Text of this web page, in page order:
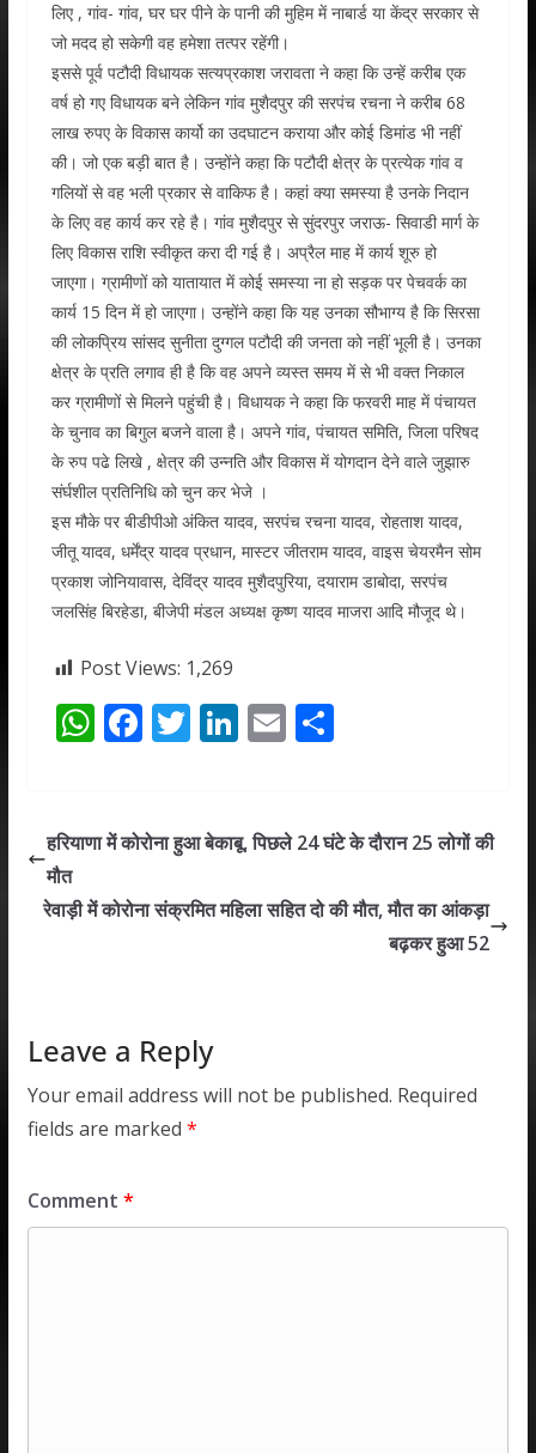
लिए , गांव- गांव, घर घर पीने के पानी की मुहिम में नाबार्ड या केंद्र सरकार से
जो मदद हो सकेगी वह हमेशा तत्पर रहेंगी।
इससे पूर्व पटौदी विधायक सत्यप्रकाश जरावता ने कहा कि उन्हें करीब एक
वर्ष हो गए विधायक बने लेकिन गांव मुशैदपुर की सरपंच रचना ने करीब 68
लाख रुपए के विकास कार्यो का उदघाटन कराया और कोई डिमांड भी नहीं
की। जो एक बड़ी बात है। उन्होंने कहा कि पटौदी क्षेत्र के प्रत्येक गांव व
गलियों से वह भली प्रकार से वाकिफ है। कहां क्या समस्या है उनके निदान
के लिए वह कार्य कर रहे है। गांव मुशैदपुर से सुंदरपुर जराऊ- सिवाडी मार्ग के
लिए विकास राशि स्वीकृत करा दी गई है। अप्रैल माह में कार्य शूरु हो
जाएगा। ग्रामीणों को यातायात में कोई समस्या ना हो सड़क पर पेचवर्क का
कार्य 15 दिन में हो जाएगा। उन्होंने कहा कि यह उनका सौभाग्य है कि सिरसा
की लोकप्रिय सांसद सुनीता दुग्गल पटौदी की जनता को नहीं भूली है। उनका
क्षेत्र के प्रति लगाव ही है कि वह अपने व्यस्त समय में से भी वक्त निकाल
कर ग्रामीणों से मिलने पहुंची है। विधायक ने कहा कि फरवरी माह में पंचायत
के चुनाव का बिगुल बजने वाला है। अपने गांव, पंचायत समिति, जिला परिषद
के रुप पढे लिखे , क्षेत्र की उन्नति और विकास में योगदान देने वाले जुझारु
संर्घशील प्रतिनिधि को चुन कर भेजे ।
इस मौके पर बीडीपीओ अंकित यादव, सरपंच रचना यादव, रोहताश यादव,
जीतू यादव, धर्मेंद्र यादव प्रधान, मास्टर जीतराम यादव, वाइस चेयरमैन सोम
प्रकाश जोनियावास, देविंद्र यादव मुशैदपुरिया, दयाराम डाबोदा, सरपंच
जलसिंह बिरहेडा, बीजेपी मंडल अध्यक्ष कृष्ण यादव माजरा आदि मौजूद थे।
Post Views: 1,269
W
s
p
F
b
o
T
er
Li
e
n
E
l
S
e
हरियाणा में कोरोना हुआ बेकाबू, पिछले 24 घंटे के दौरान 25 लोगों की
मौत
रेवाड़ी में कोरोना संक्रमित महिला सहित दो की मौत, मौत का आंकड़ा
बढ़कर हुआ 52
Leave a Reply
Your email address will not be published. Required
fields are marked *
Comment *